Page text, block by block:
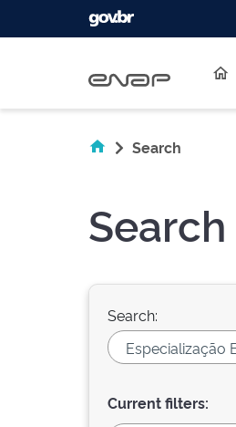
Search
Search
Search:
Current filters: